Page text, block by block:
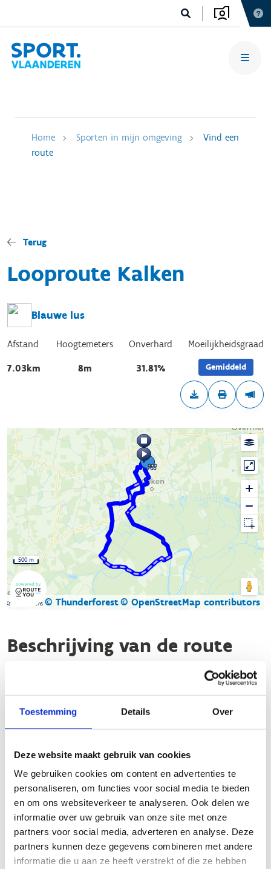
Toestemming Details Over
Deze website maakt gebruik van cookies
We gebruiken cookies om content en advertenties te
personaliseren, om functies voor social media te bieden
en om ons websiteverkeer te analyseren. Ook delen we
informatie over uw gebruik van onze site met onze
partners voor social media, adverteren en analyse. Deze
partners kunnen deze gegevens combineren met andere
informatie die u aan ze heeft verstrekt of die ze hebben
Home Sporten in mijn omgeving
Vind een
route
Terug
Looproute Kalken
Blauwe lus
Afstand
7.03km
Hoogtemeters
8m
Onverhard
31.81%
Moeilijkheidsgraad
Gemiddeld
Kaartgegevens © Thunderforest© OpenStreetMap contributors
500 m
Beschrijving van de route
De looproute Kalken start aan het sportcomplex Kruisen-
Kouter, gelegen aan de Kouterstraat 4A in Kalken (Laarne).
Deze route bestaat uit drie verschillende looplussen en voert
De blauwe lus: 7 km
De rode lus: 9,1 km
Daar het 3 afzonderlijke lussen zijn, kan je ze ook
combineren, waarbij je op een mooie afstand komt van een
halve marathon.
Kenmerken: